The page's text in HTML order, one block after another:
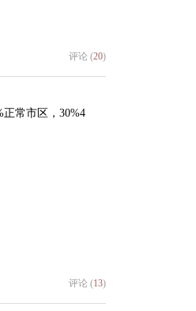
评论 (20)
常市区，30%4
评论 (13)